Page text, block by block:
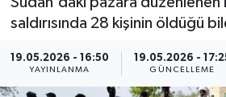
saldırısında 28 kişinin öldüğü
19.05.2026 - 16:50
YAYINLANMA
19.05.2026 -
GÜNCELLEME
Haber Arşivi